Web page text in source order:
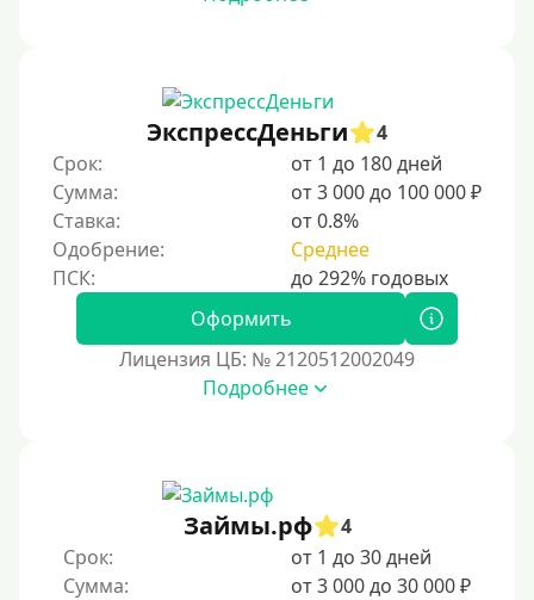
Без процентов на 30 дней
Под 0 %
Условия
С опцией досрочного погашения
Без страховок и комиссий
Со страховкой
Без предоплат
Без электронной почты
С автоматическим одобрением
ЭкспрессДеньги
4
Срок:
от 1 до 180 дней
Сумма:
от 3 000 до 100 000 ₽
Ставка:
от 0.8%
Одобрение:
Среднее
Оформить
Лицензия ЦБ: № 2120512002049
Подробнее
Займы.рф
4
Срок:
от 1 до 30 дней
Сумма:
от 3 000 до 30 000 ₽